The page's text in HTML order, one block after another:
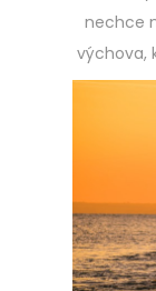
nechce
výchova,